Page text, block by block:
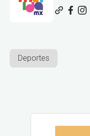
Deportes